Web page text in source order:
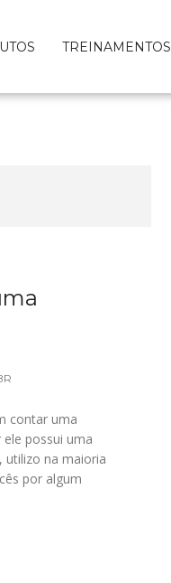
TREINAMENTOS
contar uma
ele possui uma
utilizo na maioria
por algum